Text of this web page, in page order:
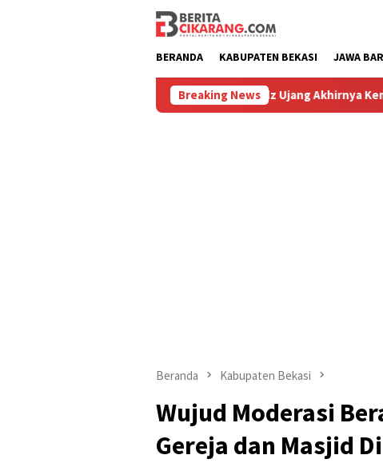
BERANDA KABUPATEN BEKASI JAWA
Breaking News
Hilang 5 Bulan, Ustadz Ujang Akhirnya Kembali Melihat
Beranda Kabupaten Bekasi
Wujud Moderasi
Gereja dan Masjid